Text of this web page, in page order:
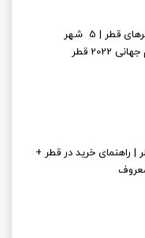
معرفی شهرهای قطر | 5 شهر
2022 قطر
| راهنمای خرید در قطر +